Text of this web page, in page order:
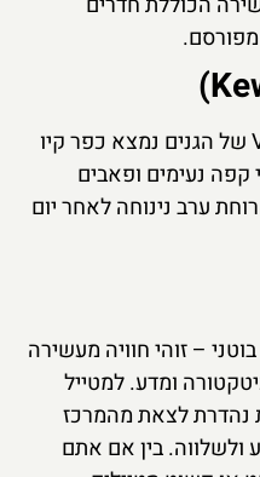
מפורסם.
מיד מחוץ לשער Victoria Gate של הגנים נמצא כפר קיו
קפה נעימים ופאבים
ערב נינוחה לאחר יום
– זוהי חוויה מעשירה
ומדע. למטייל
נהדרת לצאת מהמרכז
ולשלווה. בין אם אתם